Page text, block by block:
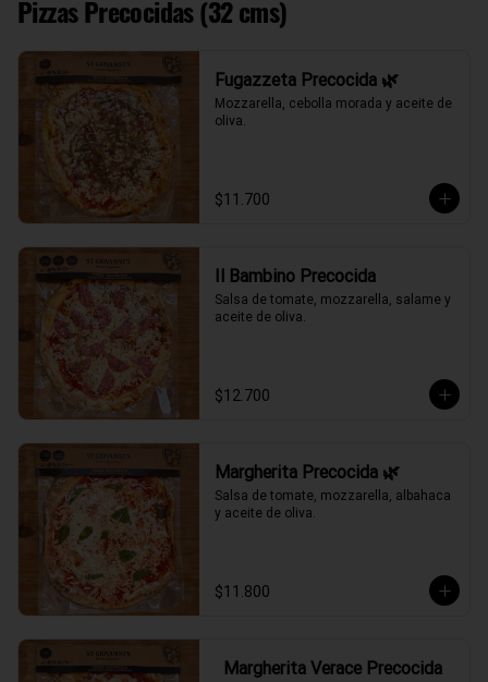
Pizzas Precocidas (32 cms)
Fugazzeta Precocida 🌿
Mozzarella, cebolla morada y aceite de
oliva.
$11.700
Il Bambino Precocida
Salsa de tomate, mozzarella, salame y
aceite de oliva.
$12.700
Margherita Precocida 🌿
Salsa de tomate, mozzarella, albahaca
y aceite de oliva.
$11.800
Margherita Verace Precocida